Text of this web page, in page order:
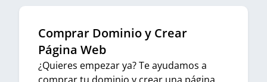
Comprar Dominio y Crear
Página Web
¿Quieres empezar ya? Te ayudamos a